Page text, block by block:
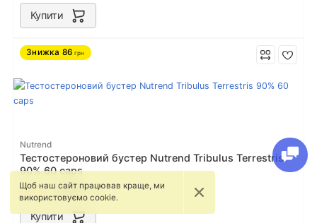
Купити
Знижка 86 грн
Nutrend
Тестостероновий бустер Nutrend Tribulus Terrestris
90% 60 caps
493 грн 408грн
Купити
Щоб наш сайт працював краще, ми
використовуємо cookie.